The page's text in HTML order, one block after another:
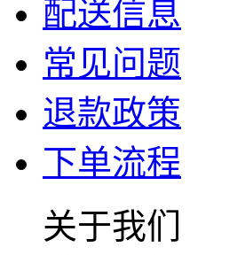
配送信息
常见问题
退款政策
下单流程
关于我们